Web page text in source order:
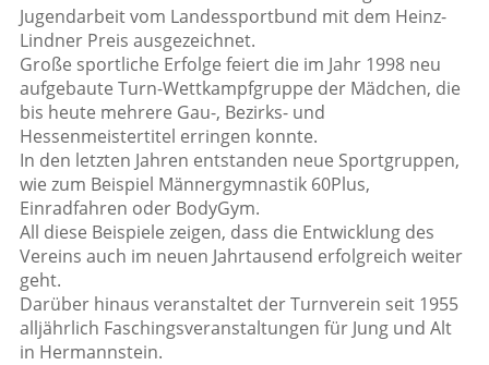
Jugendarbeit vom Landessportbund mit dem Heinz-
Lindner Preis ausgezeichnet.
Große sportliche Erfolge feiert die im Jahr 1998 neu
aufgebaute Turn-Wettkampfgruppe der Mädchen, die
bis heute mehrere Gau-, Bezirks- und
Hessenmeistertitel erringen konnte.
In den letzten Jahren entstanden neue Sportgruppen,
wie zum Beispiel Männergymnastik 60Plus,
Einradfahren oder BodyGym.
All diese Beispiele zeigen, dass die Entwicklung des
Vereins auch im neuen Jahrtausend erfolgreich weiter
geht.
Darüber hinaus veranstaltet der Turnverein seit 1955
alljährlich Faschingsveranstaltungen für Jung und Alt
in Hermannstein.